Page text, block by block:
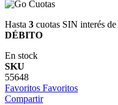
Hasta 3 cuotas SIN interés de
DÉBITO
En stock
SKU
55648
Favoritos Favoritos
Compartir